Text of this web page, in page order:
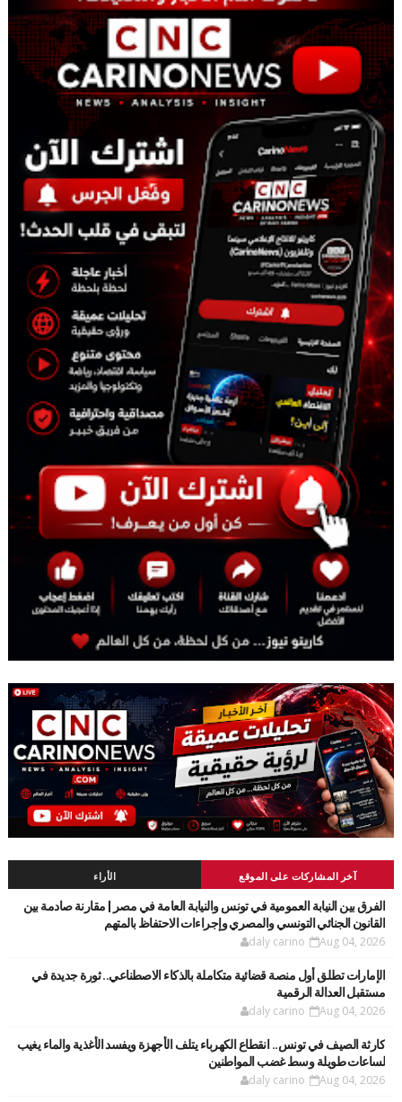
آخر المشاركات على الموقع الأراء
الفرق بين النيابة العمومية في تونس والنيابة العامة في مصر | مقارنة صادمة بين
القانون الجنائي التونسي والمصري وإجراءات الاحتفاظ بالمتهم
daly carino Aug 04, 2026
الإمارات تطلق أول منصة قضائية متكاملة بالذكاء الاصطناعي.. ثورة جديدة في
مستقبل العدالة الرقمية
daly carino Aug 04, 2026
كارثة الصيف في تونس.. انقطاع الكهرباء يتلف الأجهزة ويفسد الأغذية والماء يغيب
لساعات طويلة وسط غضب المواطنين
daly carino Aug 04, 2026